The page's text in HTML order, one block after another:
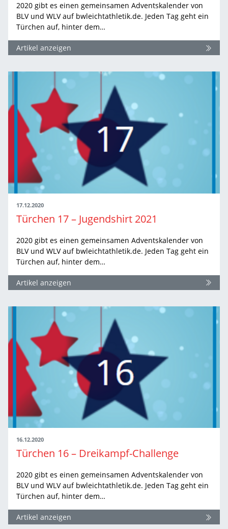
2020 gibt es einen gemeinsamen Adventskalender von
BLV und WLV auf bwleichtathletik.de. Jeden Tag geht ein
Türchen auf, hinter dem…
Artikel anzeigen
17.12.2020
Türchen 17 – Jugendshirt 2021
2020 gibt es einen gemeinsamen Adventskalender von
BLV und WLV auf bwleichtathletik.de. Jeden Tag geht ein
Türchen auf, hinter dem…
Artikel anzeigen
16.12.2020
Türchen 16 – Dreikampf-Challenge
2020 gibt es einen gemeinsamen Adventskalender von
BLV und WLV auf bwleichtathletik.de. Jeden Tag geht ein
Türchen auf, hinter dem…
Artikel anzeigen